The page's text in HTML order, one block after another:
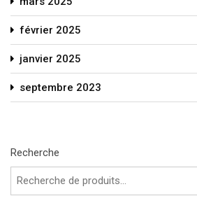
février 2025
janvier 2025
septembre 2023
Recherche